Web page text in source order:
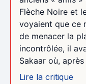
Flèche Noire et
voyaient que ce
de menacer la
incontrôlée, il
Sakaar où, après
Lire la critique